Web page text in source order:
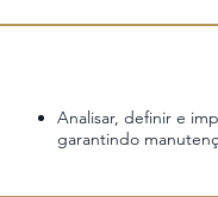
Analisar, definir e
garantindo